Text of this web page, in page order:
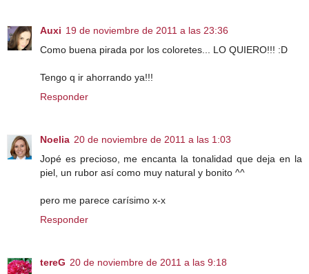
Auxi 19 de noviembre de 2011 a las 23:36
Como buena pirada por los coloretes... LO QUIERO!!! :D
Tengo q ir ahorrando ya!!!
Responder
Noelia 20 de noviembre de 2011 a las 1:03
Jopé es precioso, me encanta la tonalidad que deja en la
piel, un rubor así como muy natural y bonito ^^
pero me parece carísimo x-x
Responder
tereG 20 de noviembre de 2011 a las 9:18